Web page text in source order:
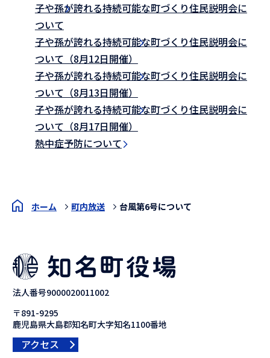
子や孫が誇れる持続可能な町づくり住民説明会に
ついて
子や孫が誇れる持続可能な町づくり住民説明会に
ついて（8月12日開催）
子や孫が誇れる持続可能な町づくり住民説明会に
ついて（8月13日開催）
子や孫が誇れる持続可能な町づくり住民説明会に
ついて（8月17日開催）
熱中症予防について
ホーム 町内放送 台風第6号について
法人番号9000020011002
〒891-9295
鹿児島県大島郡知名町大字知名1100番地
アクセス